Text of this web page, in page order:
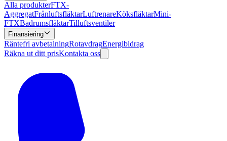
Alla produkterFTX-
AggregatFrånluftsfläktarLuftrenareKöksfläktarMini-
FTXBadrumsfläktarTilluftsventiler
Finansiering
Räntefri avbetalningRotavdragEnergibidrag
Räkna ut ditt prisKontakta oss